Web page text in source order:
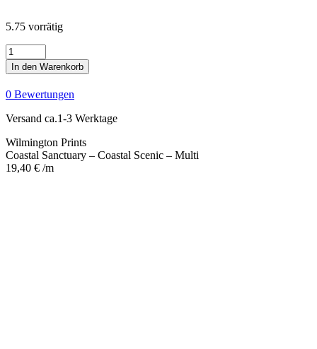
5.75 vorrätig
Coastal
Sanctuary
-
Coastal
Scenic
-
Multi
Menge
In den Warenkorb
0 Bewertungen
Versand ca.1-3 Werktage
Wilmington Prints
Coastal Sanctuary – Coastal Scenic – Multi
19,40 € /m